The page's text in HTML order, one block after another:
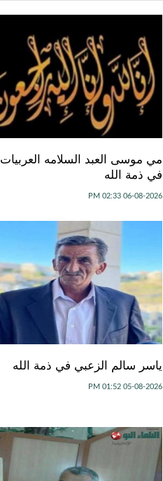
مي موسى العبد السلامه العربيات
في ذمة الله
06-08-2026 02:33 PM
ياسر سالم الزعبي في ذمة الله
05-08-2026 01:52 PM